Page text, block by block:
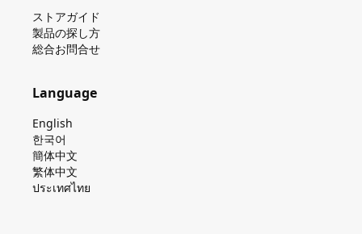
ストアガイド
製品の探し⽅
総合お問合せ
Language
English
한국어
簡体中文
繁体中文
ประเทศไทย